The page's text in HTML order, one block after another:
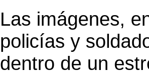
Las imágenes,
policías y
dentro de un